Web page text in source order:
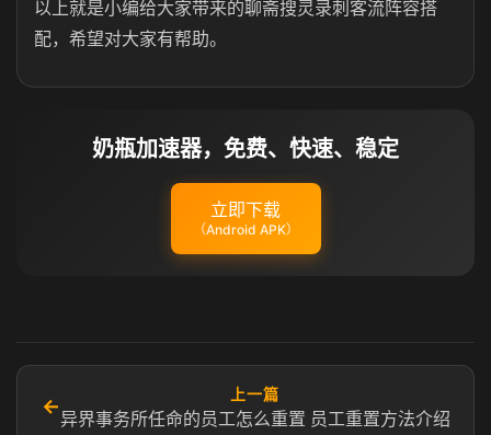
以上就是小编给大家带来的聊斋搜灵录刺客流阵容搭
配，希望对大家有帮助。
奶瓶加速器，免费、快速、稳定
立即下载
（Android APK）
←
上一篇
异界事务所任命的员工怎么重置 员工重置方法介绍